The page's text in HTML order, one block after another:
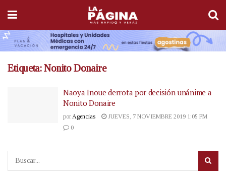
Etiqueta:Nonito Donaire
Naoya Inoue derrota por decisión unánime a
Nonito Donaire
por Agencias
JUEVES, 7 NOVIEMBRE 2019 1:05 PM
0